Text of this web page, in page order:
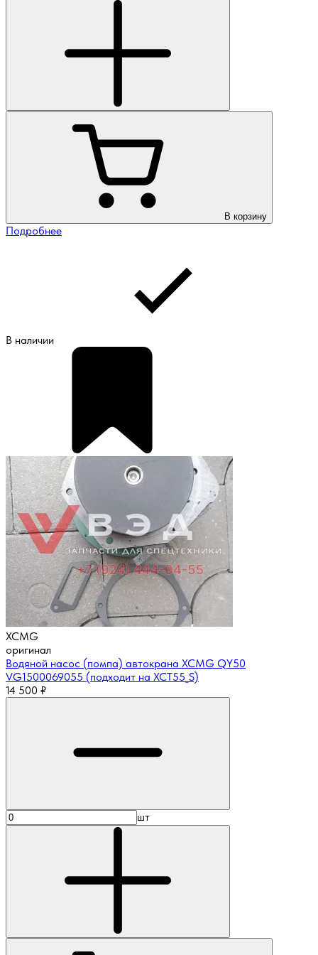
В корзину
Подробнее
В наличии
XCMG
оригинал
Водяной насос (помпа) автокрана XCMG QY50
VG1500069055 (подходит на XCT55_S)
14 500 ₽
шт